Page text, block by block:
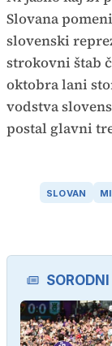
Slovana
slovenski
strokovni štab
oktobra lani
vodstva
postal glavni
SLOVAN